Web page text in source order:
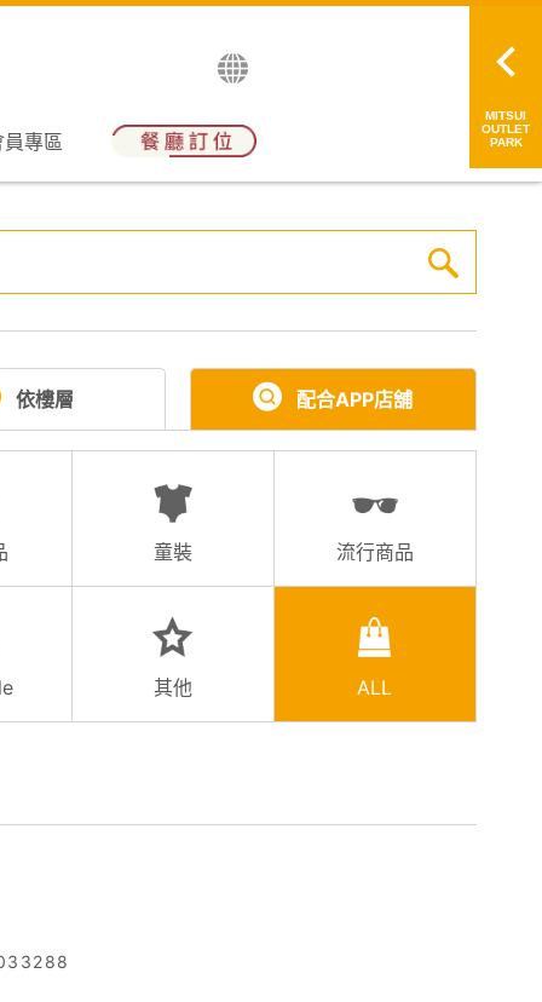
員專區
MITSUI
OUTLET
PARK
依樓層 配合APP店舖
童裝 流行商品
其他 ALL